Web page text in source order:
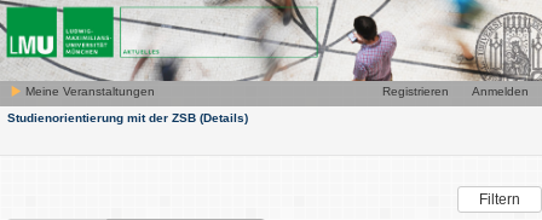
Meine Veranstaltungen Anmelden
Registrieren
Studienorientierung mit der ZSB (Details)
Filtern